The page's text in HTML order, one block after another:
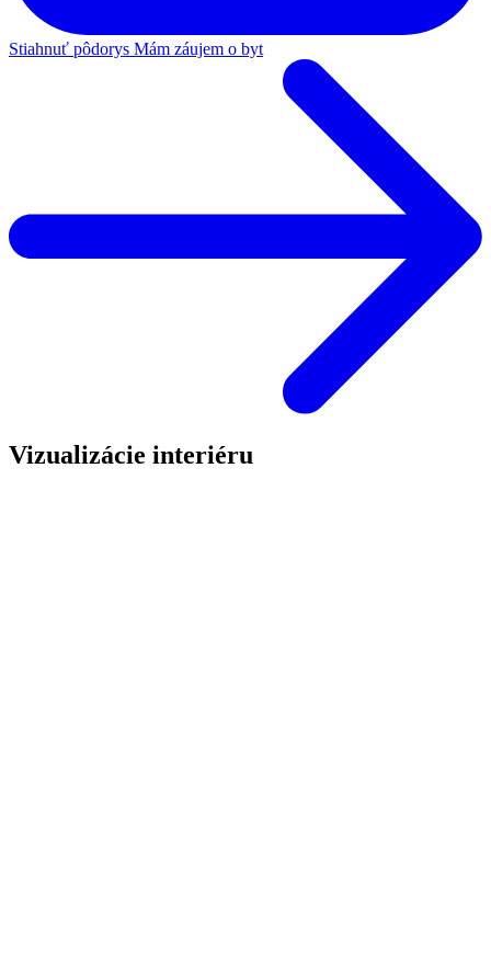
Stiahnuť pôdorys Mám záujem o byt
Vizualizácie interiéru